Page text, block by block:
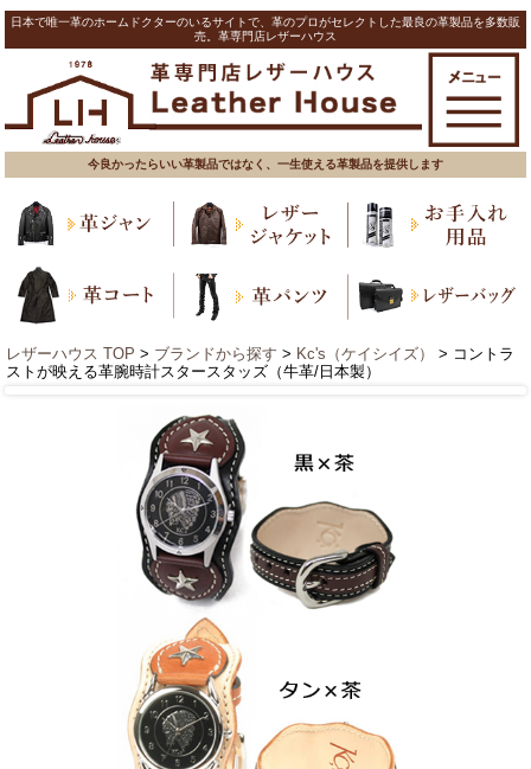
日本で唯一革のホームドクターのいるサイトで、革のプロがセレクトした最良の革製品を多数販
売。革専門店レザーハウス
今良かったらいい革製品ではなく、一生使える革製品を提供します
レザーハウス TOP > ブランドから探す > Kc's（ケイシイズ）
> コントラ
ストが映える革腕時計スタースタッズ（牛革/日本製）